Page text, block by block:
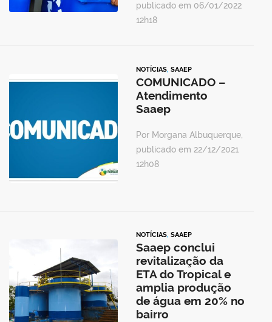
publicado em 06/01/2022
12h18
NOTÍCIAS, SAAEP
COMUNICADO –
Atendimento
Saaep
Por Morgana Albuquerque,
publicado em 22/12/2021
12h08
NOTÍCIAS, SAAEP
Saaep conclui
revitalização da
ETA do Tropical e
amplia produção
de água em 20% no
bairro